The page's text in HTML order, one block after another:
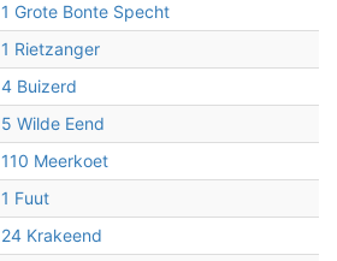
1 Grote Bonte Specht
1 Rietzanger
4 Buizerd
5 Wilde Eend
110 Meerkoet
1 Fuut
24 Krakeend